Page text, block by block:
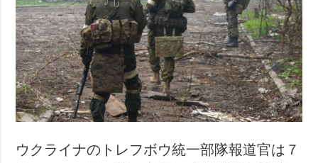
ウクライナのトレフボウ統一部隊報道官は７